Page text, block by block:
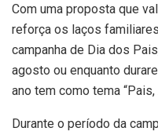
Com uma proposta que
reforça os laços
campanha de Dia dos
agosto ou enquanto
ano tem como tema
Durante o período da